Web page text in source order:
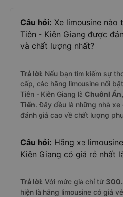
Câu hỏi: Xe limousine nào
Tiên - Kiên Giang được
và chất lượng nhất?
Trả lời: Nếu bạn tìm kiếm sự
cấp, các hãng limousine nổi
Tiên - Kiên Giang là Chuônl
Tiến. Đây đều là những nhà
đánh giá cao về chất lượng
Câu hỏi: Hãng xe
Kiên Giang có giá rẻ nhất
Trả lời: Với mức giá chỉ từ
hiện là hãng limousine có giá